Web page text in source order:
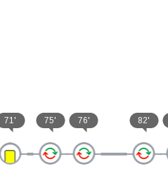
71' 75' 76' 82'